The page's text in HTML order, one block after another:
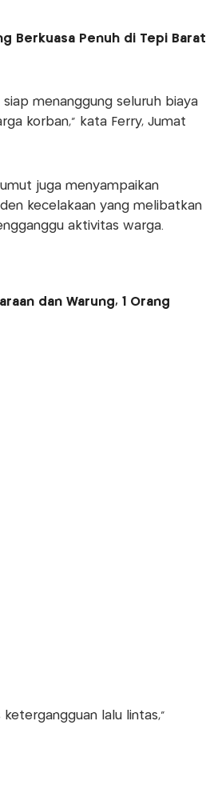
Berkuasa Penuh di Tepi Barat
menanggung seluruh biaya
korban," kata Ferry, Jumat
juga menyampaikan
kecelakaan yang melibatkan
aktivitas warga.
dan Warung, 1 Orang
lalu lintas,"